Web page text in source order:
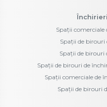
Spații
Spații de
Spații de
Spații de birouri de
Spații comerciale de
Spații de birouri